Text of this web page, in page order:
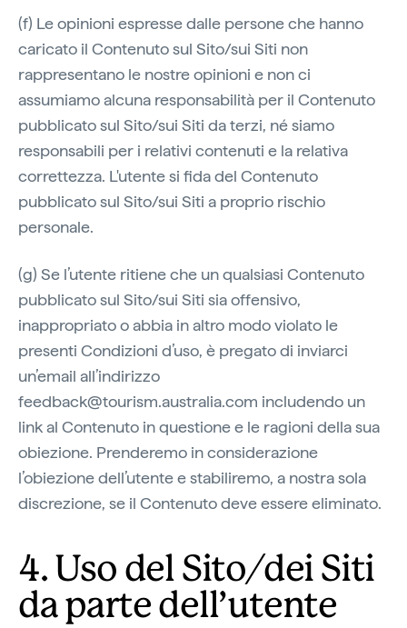
(f) Le opinioni espresse dalle persone che hanno
caricato il Contenuto sul Sito/sui Siti non
rappresentano le nostre opinioni e non ci
assumiamo alcuna responsabilità per il Contenuto
pubblicato sul Sito/sui Siti da terzi, né siamo
responsabili per i relativi contenuti e la relativa
correttezza. L'utente si fida del Contenuto
pubblicato sul Sito/sui Siti a proprio rischio
personale.
(g) Se l’utente ritiene che un qualsiasi Contenuto
pubblicato sul Sito/sui Siti sia offensivo,
inappropriato o abbia in altro modo violato le
presenti Condizioni d’uso, è pregato di inviarci
un’email all’indirizzo
feedback@tourism.australia.com includendo un
link al Contenuto in questione e le ragioni della sua
obiezione. Prenderemo in considerazione
l’obiezione dell’utente e stabiliremo, a nostra sola
discrezione, se il Contenuto deve essere eliminato.
4. Uso del Sito/dei Siti
da parte dell’utente